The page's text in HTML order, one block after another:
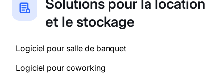
Solutions pour la location
et le stockage
Logiciel pour salle de banquet
Logiciel pour coworking